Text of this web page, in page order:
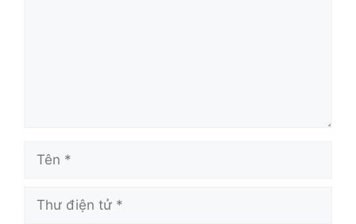
Tên
Thư